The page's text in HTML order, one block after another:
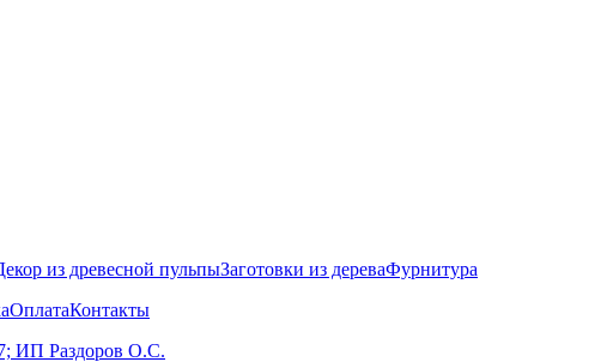
из древесной пульпыЗаготовки из дереваФурнитура
ОплатаКонтакты
ИП Раздоров О.С.